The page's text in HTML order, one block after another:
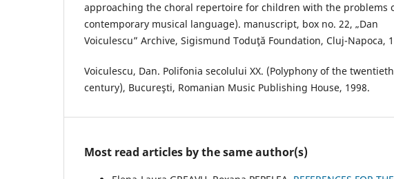
approaching the choral repertoire for children with the problems
contemporary musical language). manuscript, box no. 22, „Dan
Voiculescu” Archive, Sigismund Toduţă Foundation, Cluj-Napoca,
Voiculescu, Dan. Polifonia secolului XX. (Polyphony of the twentieth
century), Bucureşti, Romanian Music Publishing House, 1998.
Most read articles by the same author(s)